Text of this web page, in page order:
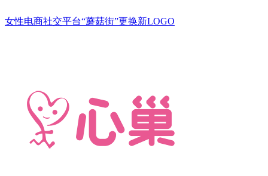
女性电商社交平台“蘑菇街”更换新LOGO